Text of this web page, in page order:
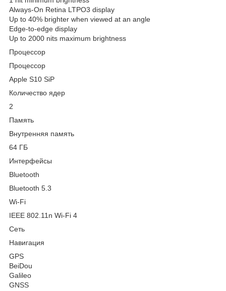
Always‑On Retina LTPO3 display
Up to 40% brighter when viewed at an angle
Edge‑to‑edge display
Up to 2000 nits maximum brightness
Процессор
Процессор
Apple S10 SiP
Количество ядер
2
Память
Внутренняя память
64 ГБ
Интерфейсы
Bluetooth
Bluetooth 5.3
Wi-Fi
IEEE 802.11n Wi-Fi 4
Сеть
Навигация
GPS
BeiDou
Galileo
GNSS